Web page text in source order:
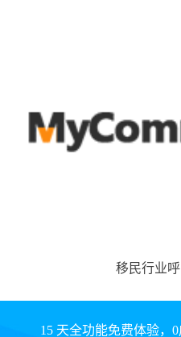
移民行业
15 天全功能免费体验，